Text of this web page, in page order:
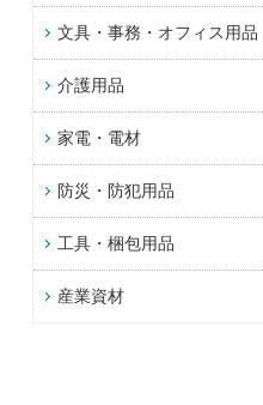
文具・事務・オフィス用品
介護用品
家電・電材
防災・防犯用品
工具・梱包用品
産業資材